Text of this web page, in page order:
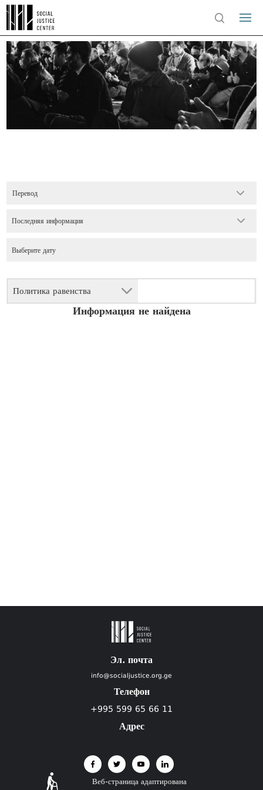
Перевод
Политика равенства
Последняя информация
Информация не найдена
Эл. почта
info@socialjustice.org.ge
Телефон
+995 599 65 66 11
Адрес
Веб-страница адаптирована